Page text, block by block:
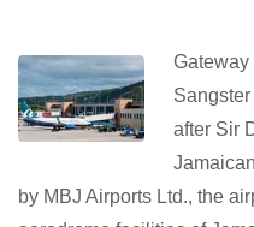
Gateway
after Sir
by MBJ Airports Ltd., the